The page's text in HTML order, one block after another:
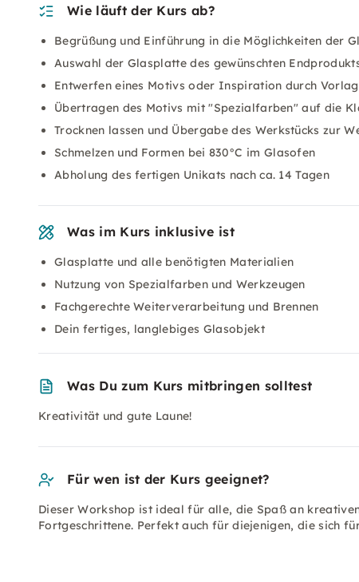
Wie läuft der Kurs ab?
Begrüßung und Einführung in die Möglichkeiten der
Auswahl der Glasplatte des gewünschten
Entwerfen eines Motivs oder Inspiration durch
Übertragen des Motivs mit "Spezialfarben" auf die
Trocknen lassen und Übergabe des Werkstücks zur
Schmelzen und Formen bei 830°C im Glasofen
Abholung des fertigen Unikats nach ca. 14 Tagen
Was im Kurs inklusive ist
Glasplatte und alle benötigten Materialien
Nutzung von Spezialfarben und Werkzeugen
Fachgerechte Weiterverarbeitung und Brennen
Dein fertiges, langlebiges Glasobjekt
Was Du zum Kurs mitbringen solltest
Kreativität und gute Laune!
Für wen ist der Kurs geeignet?
Dieser Workshop ist ideal für alle, die Spaß an
Fortgeschrittene. Perfekt auch für diejenigen, die sich